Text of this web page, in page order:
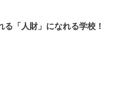
る「人財」になれる学校！